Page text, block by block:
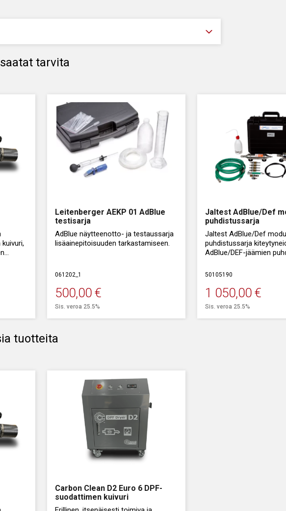
tarvita
Leitenberger AEKP 01 AdBlue
testisarja
AdBlue näytteenotto- ja testaussarja
lisäainepitoisuuden tarkastamiseen.
061202_1
500,00 €
Sis. veroa 25.5%
Jaltest AdBlue/Def
puhdistussarja
Jaltest AdBlue/Def
puhdistussarja
AdBlue/DEF-jäämien
ja suuttimessa.
50105190
1 050,00 €
Sis. veroa 25.5%
tuotteita
Carbon Clean D2 Euro 6 DPF-
suodattimen kuivuri